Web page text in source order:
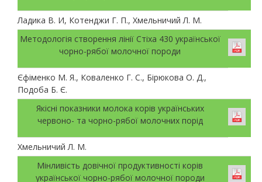
Ладика В. И, Котенджи Г. П., Хмельничий Л. М.
Методологія створення лінії Стіха 430 української
чорно-рябої молочної породи
Єфіменко М. Я., Коваленко Г. С., Бірюкова О. Д.,
Подоба Б. Є.
Якісні показники молока корів українських
червоно- та чорно-рябої молочних порід
Хмельничий Л. М.
Мінливість довічної продуктивності корів
української чорно-рябої молочної породи